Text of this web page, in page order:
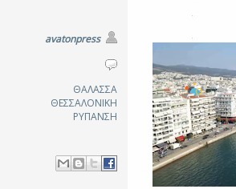
avatonpress
ΘΑΛΑΣΣΑ
ΘΕΣΣΑΛΟΝΙΚΗ
ΡΥΠΑΝΣΗ